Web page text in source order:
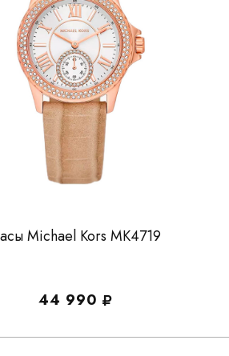
Michael Kors MK4719
44 990